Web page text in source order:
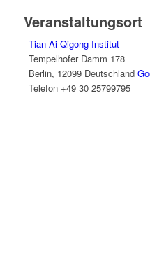
Veranstaltungsort
Tian Ai Qigong Institut
Tempelhofer Damm 178
Berlin, 12099 Deutschland
Telefon +49 30 25799795